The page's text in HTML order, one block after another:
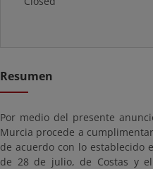
Resumen
Por medio del presente
Murcia procede a
de acuerdo con lo establecido
de 28 de julio, de Costas y